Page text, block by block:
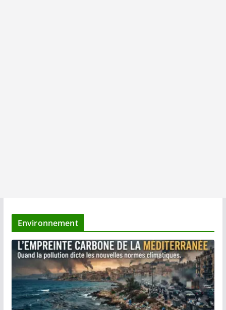
Environnement